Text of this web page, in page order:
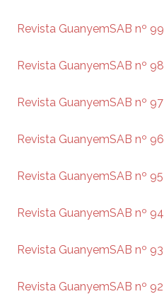
Revista GuanyemSAB nº 99
Revista GuanyemSAB nº 98
Revista GuanyemSAB nº 97
Revista GuanyemSAB nº 96
Revista GuanyemSAB nº 95
Revista GuanyemSAB nº 94
Revista GuanyemSAB nº 93
Revista GuanyemSAB nº 92